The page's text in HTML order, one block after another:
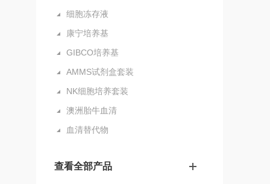
细胞冻存液
康宁培养基
GIBCO培养基
AMMS试剂盒套装
NK细胞培养套装
澳洲胎牛血清
血清替代物
查看全部产品